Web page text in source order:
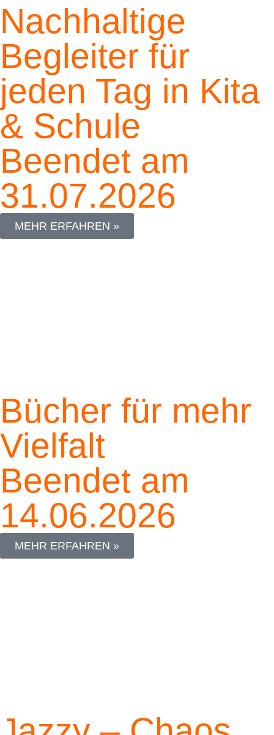
Nachhaltige
Begleiter für
jeden Tag in Kita
& Schule
Beendet am
31.07.2026
MEHR ERFAHREN »
Bücher für mehr
Vielfalt
Beendet am
14.06.2026
MEHR ERFAHREN »